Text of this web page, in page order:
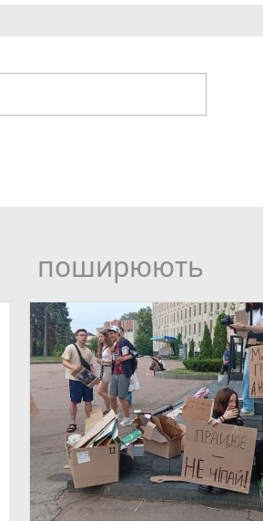
поширюють